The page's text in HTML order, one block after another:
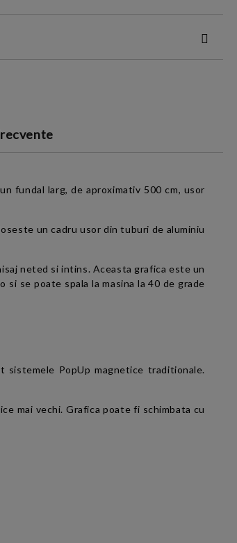
cuPolitica
fundal larg, de aproximativ 500 cm, usor
un cadru usor din tuburi de aluminiu
neted si intins. Aceasta grafica este un
se poate spala la masina la 40 de grade
PopUp magnetice traditionale.
mai vechi. Grafica poate fi schimbata cu